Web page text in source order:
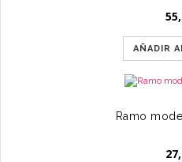
AÑADIR
Ramo